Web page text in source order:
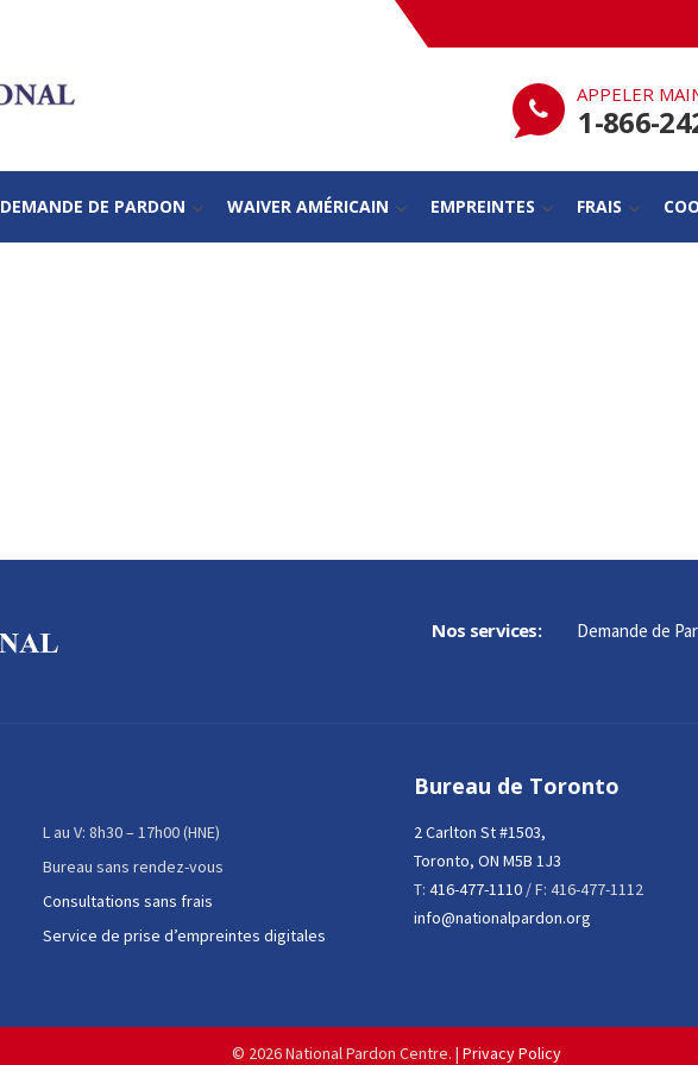
APPELER
1-866-
DEMANDE DE PARDON WAIVER AMÉRICAIN EMPREINTES FRAIS
Nos services: Demande de
L au V: 8h30 – 17h00 (HNE)
Bureau sans rendez-vous
Consultations sans frais
Service de prise d’empreintes digitales
Bureau de Toronto
2 Carlton St #1503,
Toronto, ON M5B 1J3
T: 416-477-1110 / F: 416-477-1112
info@nationalpardon.org
© 2026 National Pardon Centre. | Privacy Policy